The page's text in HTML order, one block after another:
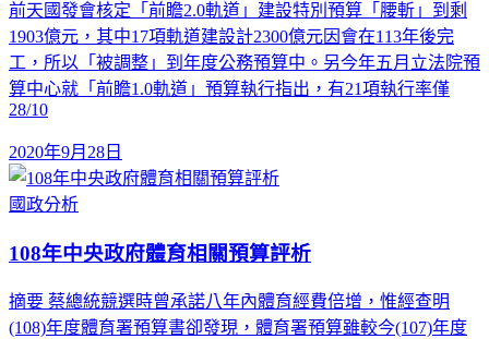
前天國發會核定「前瞻2.0軌道」建設特別預算「腰斬」到剩
1903億元，其中17項軌道建設計2300億元因會在113年後完
工，所以「被調整」到年度公務預算中。另今年五月立法院預
算中心就「前瞻1.0軌道」預算執行指出，有21項執行率僅
28/10
2020年9月28日
國政分析
108年中央政府體育相關預算評析
摘要 蔡總統競選時曾承諾八年內體育經費倍增，惟經查明
(108)年度體育署預算書卻發現，體育署預算雖較今(107)年度